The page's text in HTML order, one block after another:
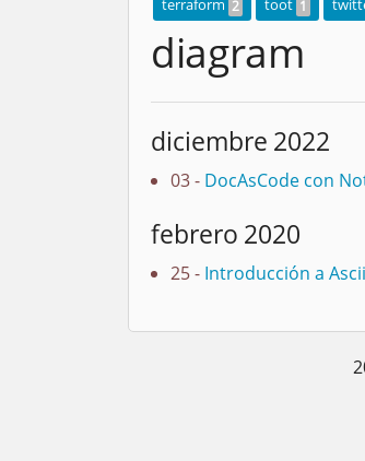
terraform 2 toot 1
diagram
diciembre 2022
03 - DocAsCode con
febrero 2020
25 - Introducción a